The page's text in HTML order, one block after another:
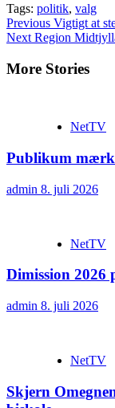
Tags: politik, valg
Continue
Reading
Previous Vigtigt at
Next Region
More Stories
NetTV
Publikum
admin 8. juli 2026
NetTV
Dimission 2026
admin 8. juli 2026
NetTV
Skjern